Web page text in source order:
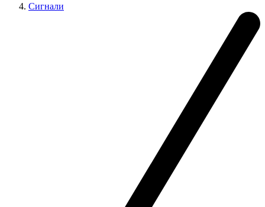
Сигнали